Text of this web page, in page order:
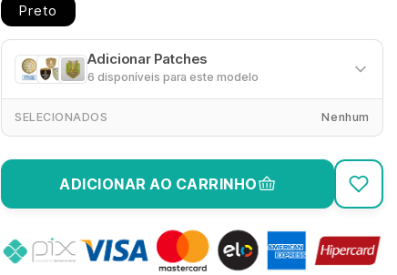
Preto
Adicionar Patches
6 disponíveis para este modelo
SELECIONADOS Nenhum
Patch World Cup 2025 Participação
R$ 30,00
Kit Patch Campeão Libertadores TETRA 2025
ADICIONAR AO CARRINHO